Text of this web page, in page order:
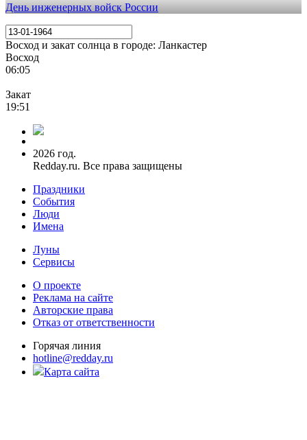
День инженерных войск России
Восход и закат солнца в городе: Ланкастер
Восход
06:05
Закат
19:51
2026 год.
Redday.ru. Все права защищены
Праздники
События
Люди
Имена
Луны
Сервисы
О проекте
Реклама на сайте
Авторские права
Отказ от ответственности
Горячая линия
hotline@redday.ru
Карта сайта